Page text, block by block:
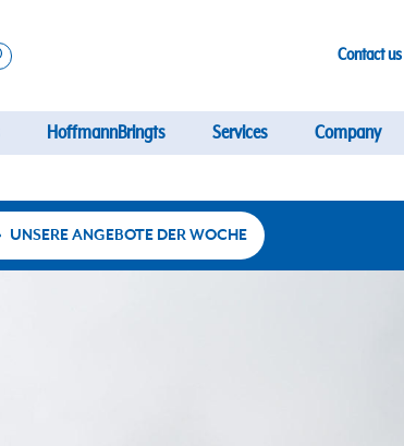
Contact us
HoffmannBringts Services Company
UNSERE ANGEBOTE DER WOCHE